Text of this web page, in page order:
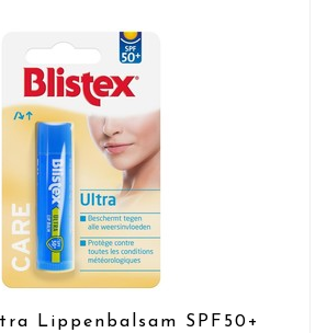
Lippenbalsam SPF50+